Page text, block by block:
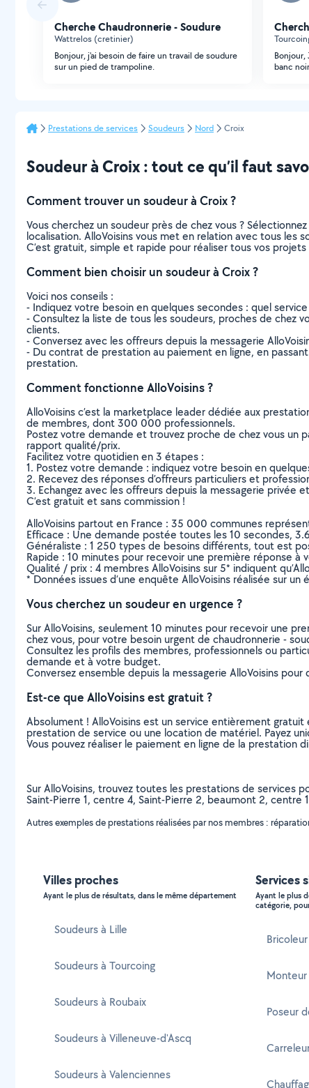
Cherche Chaudronnerie - Soudure
Wattrelos (cretinier)
Bonjour, j'ai besoin de faire un travail de soudure
sur un pied de trampoline.
Bonjour,
banc
Prestations de services Soudeurs Nord Croix
Soudeur à Croix : tout ce qu’il faut
Comment trouver un soudeur à Croix ?
Vous cherchez un soudeur près de chez vous ?
localisation. AlloVoisins vous met en relation avec tous les
C’est gratuit, simple et rapide pour réaliser tous vos projets
Comment bien choisir un soudeur à Croix ?
Voici nos conseils :
- Indiquez votre besoin en quelques secondes : quel
- Consultez la liste de tous les soudeurs, proches de chez
clients.
- Conversez avec les offreurs depuis la messagerie
- Du contrat de prestation au paiement en ligne, en
prestation.
Comment fonctionne AlloVoisins ?
AlloVoisins c’est la marketplace leader dédiée aux
de membres, dont 300 000 professionnels.
Postez votre demande et trouvez proche de chez vous un
rapport qualité/prix.
Facilitez votre quotidien en 3 étapes :
1. Postez votre demande : indiquez votre besoin en
2. Recevez des réponses d’offreurs particuliers et
3. Echangez avec les offreurs depuis la messagerie privée
C’est gratuit et sans commission !
AlloVoisins partout en France : 35 000 communes
Efficace : Une demande postée toutes les 10 secondes,
Généraliste : 1 250 types de besoins différents, tout est
Rapide : 10 minutes pour recevoir une première réponse à
Qualité / prix : 4 membres AlloVoisins sur 5* indiquent
* Données issues d’une enquête AlloVoisins réalisée sur
Vous cherchez un soudeur en urgence ?
Sur AlloVoisins, seulement 10 minutes pour recevoir une
chez vous, pour votre besoin urgent de chaudronnerie -
Consultez les profils des membres, professionnels ou
demande et à votre budget.
Conversez ensemble depuis la messagerie AlloVoisins
Est-ce que AlloVoisins est gratuit ?
Absolument ! AlloVoisins est un service entièrement
prestation de service ou une location de matériel. Payez
Vous pouvez réaliser le paiement en ligne de la prestation
Sur AlloVoisins, trouvez toutes les prestations de services
Saint-Pierre 1, centre 4, Saint-Pierre 2, beaumont 2,
Autres exemples de prestations réalisées par nos membres :
Villes proches
Ayant le plus de résultats, dans le même département
Soudeurs à Lille
Soudeurs à Tourcoing
Soudeurs à Roubaix
Soudeurs à Villeneuve-d'Ascq
Soudeurs à Valenciennes
Services
Ayant le plus
catégorie,
Poseur